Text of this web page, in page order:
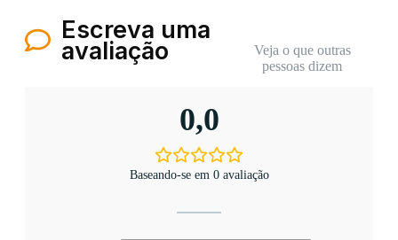
Escreva uma
avaliação
Veja o que outras
pessoas dizem
0,0
Baseando-se em 0 avaliação